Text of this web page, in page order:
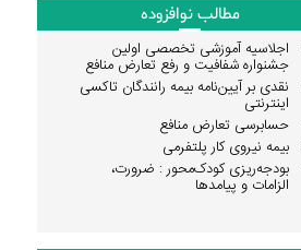
مطالب نوافزوده
اجلاسیه آموزشی تخصصی اولین
جشنواره شفافیت و رفع تعارض منافع
نقدی بر آیین‌نامه بیمه رانندگان تاکسی
اینترنتی
حسابرسی تعارض منافع
بیمه نیروی کار پلتفرمی
بودجه‌ریزی کودک‌محور : ضرورت،
الزامات و پیامدها